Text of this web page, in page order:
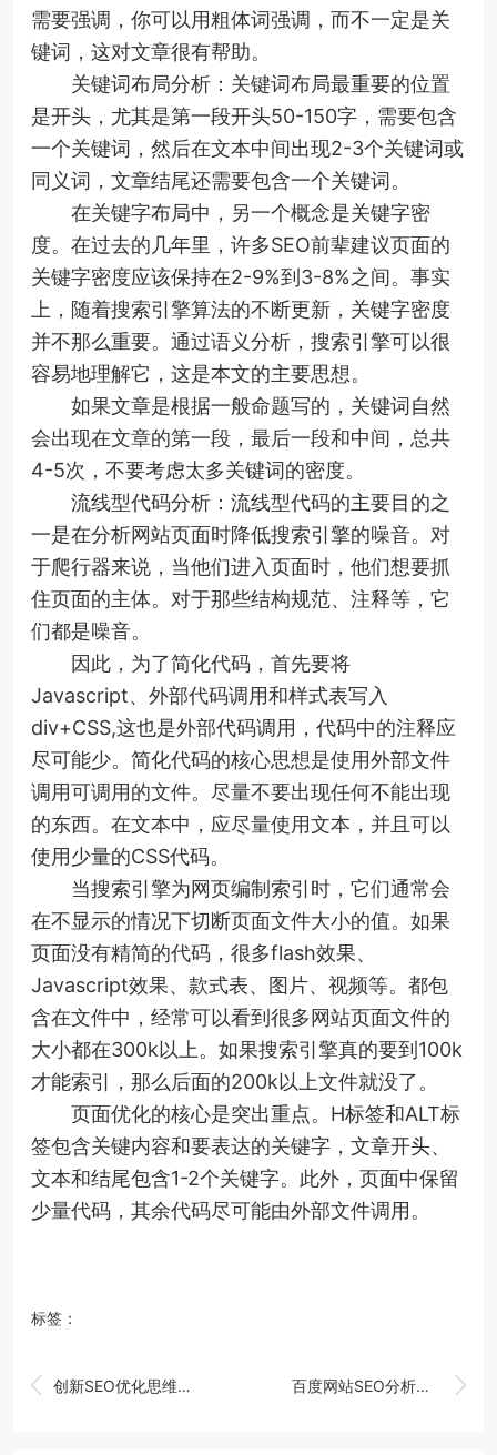
需要强调，你可以用粗体词强调，而不一定是关
键词，这对文章很有帮助。
关键词布局分析：关键词布局最重要的位置
是开头，尤其是第一段开头50-150字，需要包含
一个关键词，然后在文本中间出现2-3个关键词或
同义词，文章结尾还需要包含一个关键词。
在关键字布局中，另一个概念是关键字密
度。在过去的几年里，许多SEO前辈建议页面的
关键字密度应该保持在2-9%到3-8%之间。事实
上，随着搜索引擎算法的不断更新，关键字密度
并不那么重要。通过语义分析，搜索引擎可以很
容易地理解它，这是本文的主要思想。
如果文章是根据一般命题写的，关键词自然
会出现在文章的第一段，最后一段和中间，总共
4-5次，不要考虑太多关键词的密度。
流线型代码分析：流线型代码的主要目的之
一是在分析网站页面时降低搜索引擎的噪音。对
于爬行器来说，当他们进入页面时，他们想要抓
住页面的主体。对于那些结构规范、注释等，它
们都是噪音。
因此，为了简化代码，首先要将
Javascript、外部代码调用和样式表写入
div+CSS,这也是外部代码调用，代码中的注释应
尽可能少。简化代码的核心思想是使用外部文件
调用可调用的文件。尽量不要出现任何不能出现
的东西。在文本中，应尽量使用文本，并且可以
使用少量的CSS代码。
当搜索引擎为网页编制索引时，它们通常会
在不显示的情况下切断页面文件大小的值。如果
页面没有精简的代码，很多flash效果、
Javascript效果、款式表、图片、视频等。都包
含在文件中，经常可以看到很多网站页面文件的
大小都在300k以上。如果搜索引擎真的要到100k
才能索引，那么后面的200k以上文件就没了。
页面优化的核心是突出重点。H标签和ALT标
签包含关键内容和要表达的关键字，文章开头、
文本和结尾包含1-2个关键字。此外，页面中保留
少量代码，其余代码尽可能由外部文件调用。
标签：
 创新SEO优化思维提高网站排名 
百度网站SEO分析中流量词的选择与优化